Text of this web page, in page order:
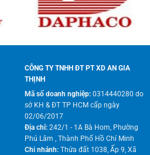
CÔNG TY TNHH ĐT PT XD AN GIA
THỊNH
Mã số doanh nghiệp:0314440280 do
sở KH & ĐT TP HCM cấp ngày
02/06/2017
Địa chỉ:242/1 - 1A Bà Hom, Phường
Phú Lâm , Thành Phố Hồ Chí Minh
Chi nhánh: Thửa đất 1038, Ấp 9, Xã